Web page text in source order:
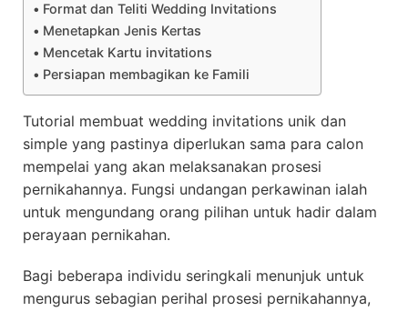
Format dan Teliti Wedding Invitations
Menetapkan Jenis Kertas
Mencetak Kartu invitations
Persiapan membagikan ke Famili
Tutorial membuat wedding invitations unik dan
simple yang pastinya diperlukan sama para calon
mempelai yang akan melaksanakan prosesi
pernikahannya. Fungsi undangan perkawinan ialah
untuk mengundang orang pilihan untuk hadir dalam
perayaan pernikahan.
Bagi beberapa individu seringkali menunjuk untuk
mengurus sebagian perihal prosesi pernikahannya,